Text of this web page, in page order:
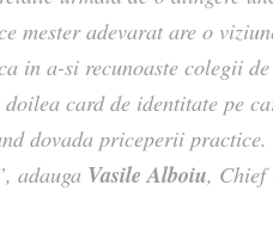
mester adevarat are o
in a-si recunoaste colegii
card de identitate pe
dovada priceperii
adauga Vasile Alboiu, Chief